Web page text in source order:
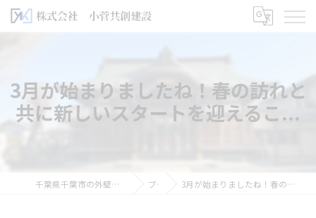
3月が始まりましたね！春の訪れと
共に新しいスタートを迎えるこ...
千葉県千葉市の外壁塗装なら株式会社小菅共創建設 ブログ 3月が始まりましたね！春の訪れと共に新しいスタートを迎えるこ...